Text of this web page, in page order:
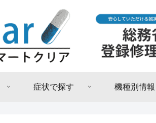
症状で探す 機種別情報